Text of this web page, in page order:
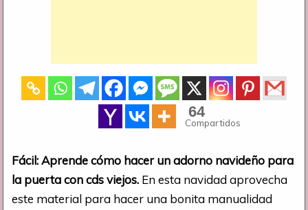
64
Compartidos
Fácil: Aprende cómo hacer un adorno navideño para
la puerta con cds viejos. En esta navidad aprovecha
este material para hacer una bonita manualidad